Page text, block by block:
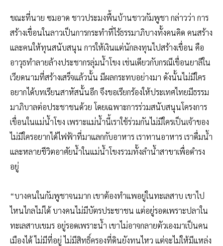
ขณะที่นาย ซมอาด ชาวประมงพื้นบ้านชาวกัมพูชา กล่าวว่า การ
สร้างเขื่อนในลาวเป็นการกระทำที่ไร้ธรรมาภิบางทั้งคนคิด คนสร้าง
และคนให้ทุนสนับสนุน การให้เงินแต่นักลงทุนไปสร้างเขื่อน คือ
อาวุธทำลายล้างประชากรลุ่มน้ำโขง เช่นเดียวกับกรณีเขื่อนยาลีใน
เวียดนามที่สร้างเสร็จแล้วนั้น มีผลกระทบอย่างมา ดังนั้นไม่มีใคร
อยากได้บทเรียนสาหัสนั้นอีก จึงขอเรียกร้องให้ประเทศไทยมีธรรม
มาภิบาลต่อประชาชนด้วย โดยเฉพาะการร่วมสนับสนุนโครงการ
เขื่อนในแม่น้ำโขง เพราะแม่น้ำนี้เราใช้ร่วมกันไม่มีใครเป็นเจ้าของ
ไม่มีใครอยากได้ไฟฟ้าที่มาแลกกับอาหาร เราทานอาหาร เราดื่มน้ำ
และหลายชีวิตอาศัยน้ำในแม่น้ำโขงรวมทั้งลำน้ำสาขาเพื่อดำรง
อยู่
“บางคนในกัมพูชาจนมาก เขาต้องทำแพอยู่ในทะเลสาบ เขาไป
ไหนไกลไม่ได้ บางคนไม่มีบัตรประชาชน แต่อยู่รอดเพราะปลาใน
ทะเลสาบเขมร อยู่รอดเพราะน้ำ เขาไม่อาจกลายตัวเองมาเป็นคน
เมืองได้ ไม่มีที่อยู่ ไม่มีสิทธิ์ครองที่ดินยังทนไหว แต่จะไม่ให้มีแหล่ง